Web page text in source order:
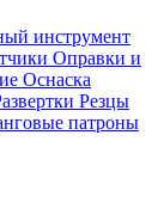
инструмент
Оправки и
Оснаска
Резцы
патроны